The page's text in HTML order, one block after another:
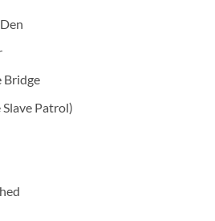
Bridge
Patrol)